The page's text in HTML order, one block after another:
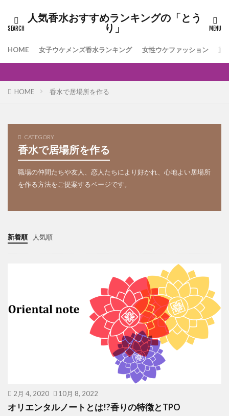
人気香水おすすめランキングの「とう
り」
HOME 女子ウケメンズ香水ランキング 女性ウケファッション [年
HOME 香水で居場所を作る
CATEGORY
香水で居場所を作る
職場の仲間たちや友人、恋人たちにより好かれ、心地よい居場所
を作る方法をご提案するページです。
新着順 人気順
2月 4, 2020 10月 8, 2022
オリエンタルノートとは!?香りの特徴とTPO